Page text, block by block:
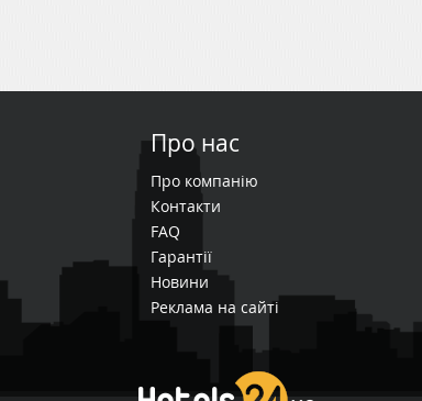
Про нас
Про компанію
Контакти
FAQ
Гарантії
Новини
Реклама на сайті